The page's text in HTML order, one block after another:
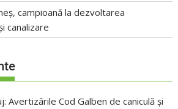
campioană la dezvoltarea
canalizare
Avertizările Cod Galben de caniculă și